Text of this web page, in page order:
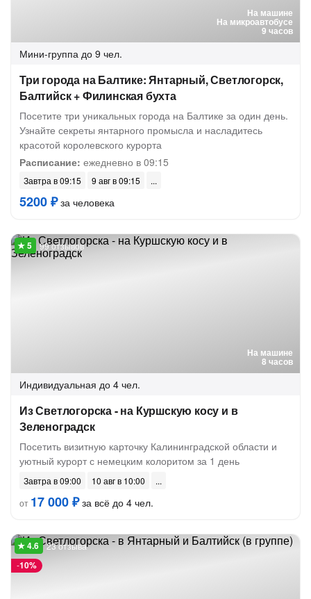
На машине
На микроавтобусе
9 часов
Мини-группа до 9 чел.
Три города на Балтике: Янтарный, Светлогорск,
Балтийск + Филинская бухта
Посетите три уникальных города на Балтике за один день.
Узнайте секреты янтарного промысла и насладитесь
красотой королевского курорта
Расписание: ежедневно в 09:15
Завтра в 09:15 9 авг в 09:15
5200 ₽за человека
На машине
8 часов
99 отзывов
Индивидуальная до 4 чел.
Из Светлогорска - на Куршскую косу и в
Зеленоградск
Посетить визитную карточку Калининградской области и
уютный курорт с немецким колоритом за 1 день
Завтра в 09:00
10 авг в 10:00
от 17 000 ₽за всё до 4 чел.
-10%
23 отзыва